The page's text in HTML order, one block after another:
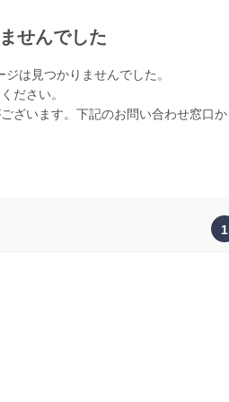
せんでした
は見つかりませんでした。
ださい。
ざいます。下記のお問い合わせ窓口か
1